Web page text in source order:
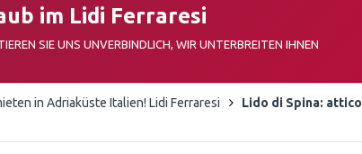
im Lidi Ferraresi
SIE UNS UNVERBINDLICH, WIR UNTERBREITEN IHNEN
in Adriaküste Italien! Lidi Ferraresi
Lido di Spina: attico